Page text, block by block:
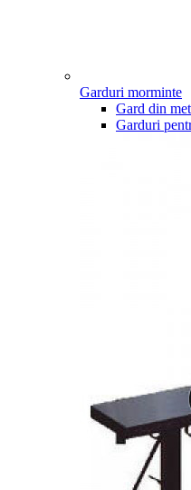
Garduri morminte
Gard din
Garduri